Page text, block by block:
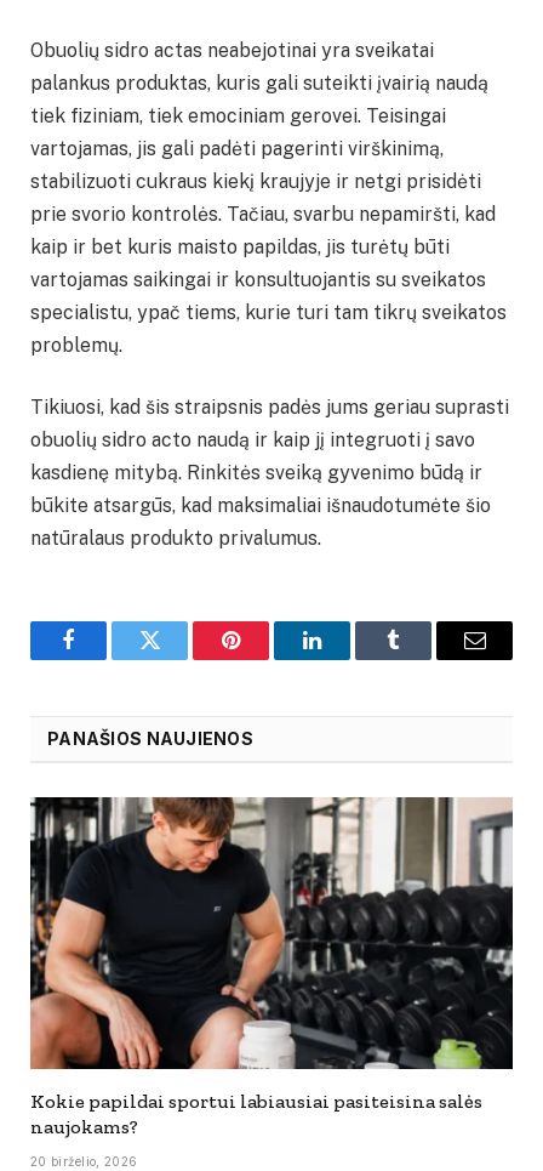
Obuolių sidro actas neabejotinai yra sveikatai
palankus produktas, kuris gali suteikti įvairią naudą
tiek fiziniam, tiek emociniam gerovei. Teisingai
vartojamas, jis gali padėti pagerinti virškinimą,
stabilizuoti cukraus kiekį kraujyje ir netgi prisidėti
prie svorio kontrolės. Tačiau, svarbu nepamiršti, kad
kaip ir bet kuris maisto papildas, jis turėtų būti
vartojamas saikingai ir konsultuojantis su sveikatos
specialistu, ypač tiems, kurie turi tam tikrų sveikatos
problemų.
Tikiuosi, kad šis straipsnis padės jums geriau suprasti
obuolių sidro acto naudą ir kaip jį integruoti į savo
kasdienę mitybą. Rinkitės sveiką gyvenimo būdą ir
būkite atsargūs, kad maksimaliai išnaudotumėte šio
natūralaus produkto privalumus.
FacebookTwitter Pinterest LinkedInTumblr Email
PANAŠIOS NAUJIENOS
Kokie papildai sportui labiausiai pasiteisina salės
naujokams?
20 birželio, 2026